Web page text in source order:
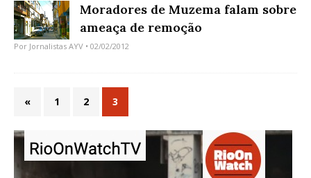
Moradores de Muzema falam sobre
ameaça de remoção
Por Jornalistas AYV • 02/02/2012
« 1 2 3